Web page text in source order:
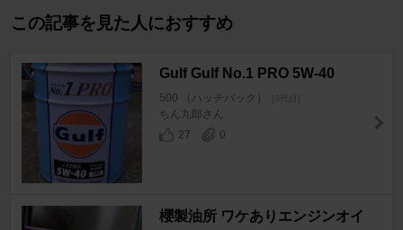
この記事を見た人におすすめ
Gulf Gulf No.1 PRO 5W-40
500 （ハッチバック） [3代目]
ちん九郎さん
27
0
櫻製油所 ワケありエンジンオイ